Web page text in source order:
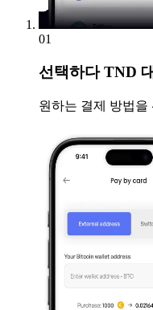
01
선택하다TND
원하는 결제 방법을